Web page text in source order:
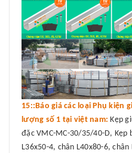
15::Báo giá các loại Phụ kiện
lượng số 1 tại việt nam:Kẹp
đặc VMC-MC-30/35/40-D, Kẹp
L36x50-4, chân L40x80-6,